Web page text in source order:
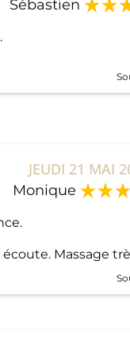
Sébastien
JEUDI 21 MAI
Monique
Massage